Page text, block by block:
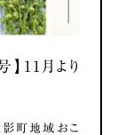
11月より
町地域おこ